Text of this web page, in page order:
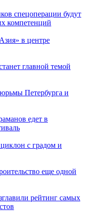
спецоперации будут
компетенций
в центре
главной темой
Петербурга и
едет в
с градом и
еще одной
рейтинг самых